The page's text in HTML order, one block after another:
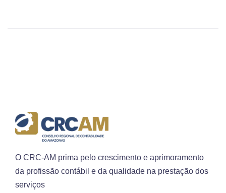
O CRC-AM prima pelo crescimento e aprimoramento
da profissão contábil e da qualidade na prestação dos
serviços